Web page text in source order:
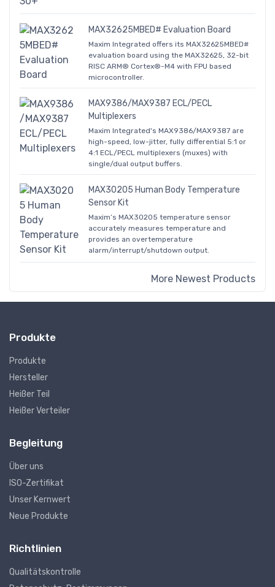
MAX32625MBED# Evaluation Board
Maxim Integrated offers its MAX32625MBED#
evaluation board using the MAX32625, 32-bit
RISC ARM® Cortex®-M4 with FPU based
microcontroller.
MAX9386/MAX9387 ECL/PECL
Multiplexers
Maxim Integrated's MAX9386/MAX9387 are
high-speed, low-jitter, fully differential 5:1 or
4:1 ECL/PECL multiplexers (muxes) with
single/dual output buffers.
MAX30205 Human Body Temperature
Sensor Kit
Maxim’s MAX30205 temperature sensor
accurately measures temperature and
provides an overtemperature
alarm/interrupt/shutdown output.
More Newest Products
Produkte
Produkte
Hersteller
Heißer Teil
Heißer Verteiler
Begleitung
Über uns
ISO-Zertifikat
Unser Kernwert
Neue Produkte
Richtlinien
Qualitätskontrolle